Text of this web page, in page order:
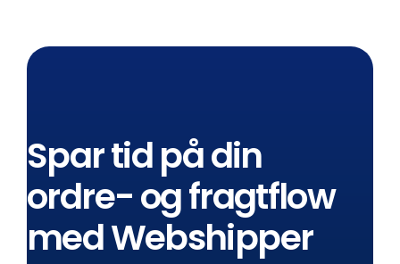
Spar tid på din
ordre- og fragtflow
med Webshipper